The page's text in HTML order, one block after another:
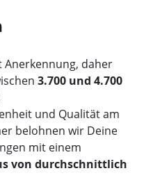
Anerkennung, daher
3.700 und 4.700
und Qualität am
belohnen wir Deine
mit einem
von durchschnittlich